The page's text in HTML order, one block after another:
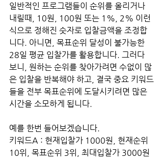
일반적인 프로그램들이 순위를 올리거나
내릴때, 10원, 100원 또는 1%, 2% 이런
식으로 정해진 숫자로 입찰금액을 조정합
니다. 아니면, 목표순위 달성이 불가능한
28일 평균 입찰가를 활용합니다. 그러다
보니, 원하는 순위를 찾아가려면 수없이 많
은 입찰을 반복해야 하고, 결국 중요 키워드
들을 전부 목표순위에 도달시키려면 많은
시간을 소모하게 됩니다.
예를 한번 들어보겠습니다.
키워드A : 현재입찰가 1000원, 현재순위
10위, 목표순위 3위, 최대입찰가 3000원